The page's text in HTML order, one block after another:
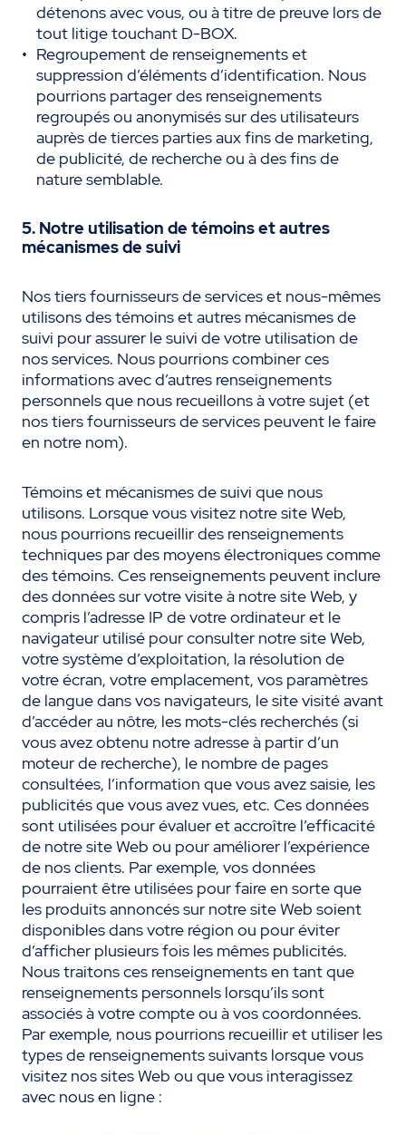
détenons avec vous, ou à titre de preuve lors de
tout litige touchant D-BOX.
Regroupement de renseignements et
suppression d’éléments d’identification. Nous
pourrions partager des renseignements
regroupés ou anonymisés sur des utilisateurs
auprès de tierces parties aux fins de marketing,
de publicité, de recherche ou à des fins de
nature semblable.
5. Notre utilisation de témoins et autres
mécanismes de suivi
Nos tiers fournisseurs de services et nous-mêmes
utilisons des témoins et autres mécanismes de
suivi pour assurer le suivi de votre utilisation de
nos services. Nous pourrions combiner ces
informations avec d’autres renseignements
personnels que nous recueillons à votre sujet (et
nos tiers fournisseurs de services peuvent le faire
en notre nom).
Témoins et mécanismes de suivi que nous
utilisons. Lorsque vous visitez notre site Web,
nous pourrions recueillir des renseignements
techniques par des moyens électroniques comme
des témoins. Ces renseignements peuvent inclure
des données sur votre visite à notre site Web, y
compris l’adresse IP de votre ordinateur et le
navigateur utilisé pour consulter notre site Web,
votre système d’exploitation, la résolution de
votre écran, votre emplacement, vos paramètres
de langue dans vos navigateurs, le site visité avant
d’accéder au nôtre, les mots-clés recherchés (si
vous avez obtenu notre adresse à partir d’un
moteur de recherche), le nombre de pages
consultées, l’information que vous avez saisie, les
publicités que vous avez vues, etc. Ces données
sont utilisées pour évaluer et accroître l’efficacité
de notre site Web ou pour améliorer l’expérience
de nos clients. Par exemple, vos données
pourraient être utilisées pour faire en sorte que
les produits annoncés sur notre site Web soient
disponibles dans votre région ou pour éviter
d’afficher plusieurs fois les mêmes publicités.
Nous traitons ces renseignements en tant que
renseignements personnels lorsqu’ils sont
associés à votre compte ou à vos coordonnées.
Par exemple, nous pourrions recueillir et utiliser les
types de renseignements suivants lorsque vous
visitez nos sites Web ou que vous interagissez
avec nous en ligne :